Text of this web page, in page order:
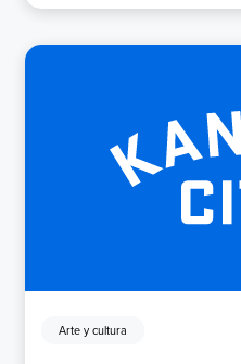
Arte y cultura